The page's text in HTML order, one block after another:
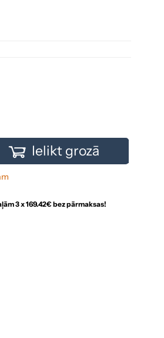
Ielikt grozā
3 x169.42€ bez pārmaksas!